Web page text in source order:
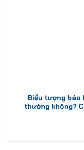
Biểu tượng báo
thường không?